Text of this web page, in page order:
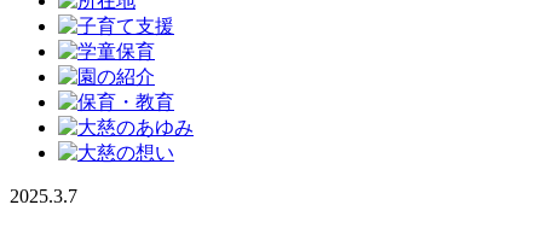
2025.3.7